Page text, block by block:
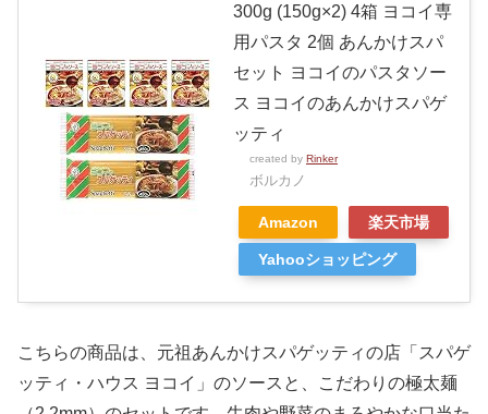
300g (150g×2) 4箱 ヨコイ専
用パスタ 2個 あんかけスパ
セット ヨコイのパスタソー
ス ヨコイのあんかけスパゲ
ッティ
created by Rinker
ボルカノ
Amazon 楽天市場
Yahooショッピング
こちらの商品は、元祖あんかけスパゲッティの店「スパゲ
ッティ・ハウス ヨコイ」のソースと、こだわりの極太麺